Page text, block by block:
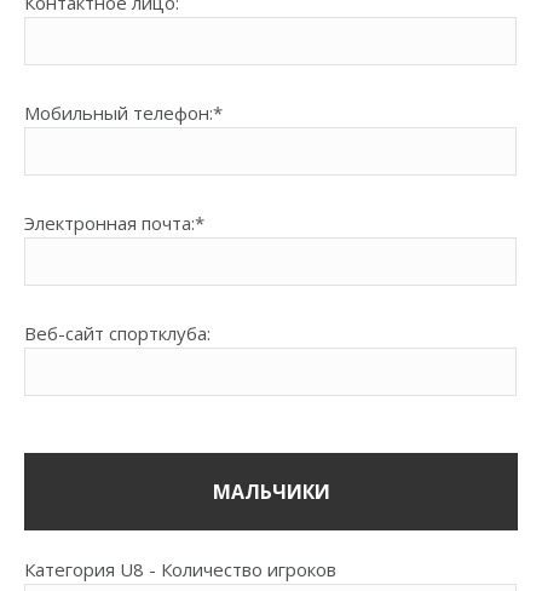
Мобильный телефон:*
Электронная почта:*
Bеб-сайт спортклуба:
МАЛЬЧИКИ
Категория U8 - Количество игроков